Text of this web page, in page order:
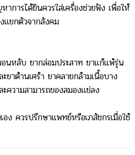
การได้ยินควรใส่เครื่องช่วยฟัง เพื่อให้
ยกตัวจากสังคม
นหลับ ยากล่อมประสาท ยาแก้แพ้รุ่น
ยาต้านเศร้า ยาคลายกล้ามเนื้อบาง
ความสามารถของสมองแย่ลง
ง ควรปรึกษาแพทย์หรือเภสัชกรเมื่อใช้